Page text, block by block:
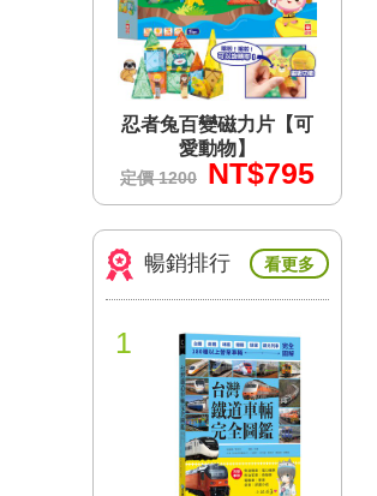
忍者兔百變磁力片【可
愛動物】
定價 1200 NT$795
暢銷排行 看更多
1